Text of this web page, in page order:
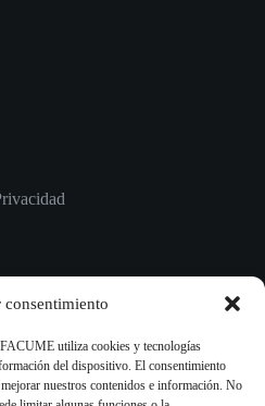
consentimiento
utiliza cookies y tecnologías
del dispositivo. El consentimiento
nuestros contenidos e información. No